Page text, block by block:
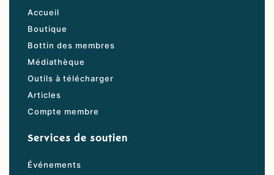
Accueil
Boutique
Bottin des membres
Médiathèque
Outils à télécharger
Articles
Compte membre
Services de soutien
Événements